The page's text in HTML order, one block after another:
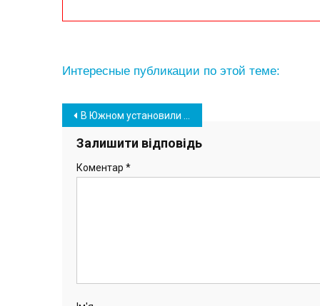
Интересные публикации по этой теме:
Навігація
записів
В Южном установили зеркальный павильон общественного туалета (фото)
Залишити відповідь
Коментар *